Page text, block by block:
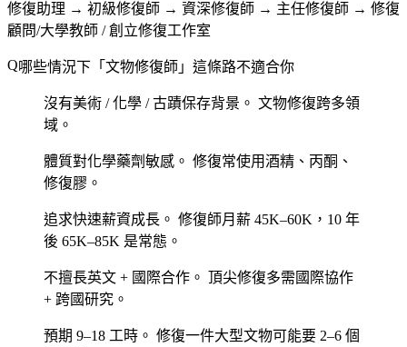
修復助理 → 初級修復師 → 資深修復師 → 主任修復師 → 修復
顧問/大學教師 / 創立修復工作室
哪些情況下「文物修復師」這條路不適合你
沒有美術 / 化學 / 古蹟保存背景。 文物修復跨多領
域。
體質對化學藥劑敏感。 修復常使用酒精、丙酮、
修復膠。
追求快速薪資成長。 修復師月薪 45K–60K，10 年
後 65K–85K 是常態。
不擅長英文 + 國際合作。 頂尖修復多需國際協作
+ 跨國研究。
預期 9–18 工時。 修復一件大型文物可能要 2–6 個